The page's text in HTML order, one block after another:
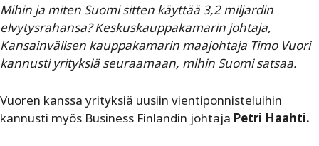
Mihin ja miten Suomi sitten käyttää 3,2 miljardin
elvytysrahansa? Keskuskauppakamarin johtaja,
Kansainvälisen kauppakamarin maajohtaja Timo Vuori
kannusti yrityksiä seuraamaan, mihin Suomi satsaa.
Vuoren kanssa yrityksiä uusiin vientiponnisteluihin
kannusti myös Business Finlandin johtaja Petri Haahti.